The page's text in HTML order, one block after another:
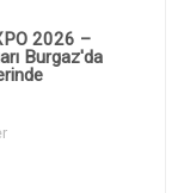
2026 –
Burgaz'da